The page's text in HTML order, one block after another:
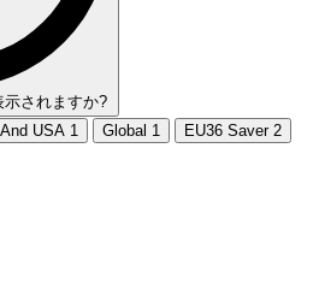
示されますか?
USA 1 Global 1 EU36 Saver 2